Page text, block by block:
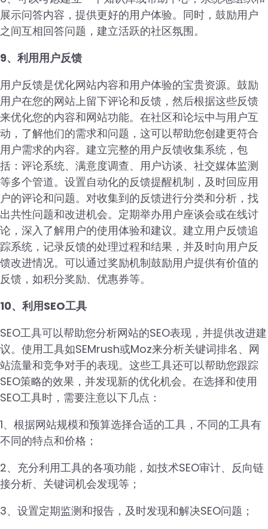
展示问答内容，提供更好的用户体验。同时，鼓励用户
之间互相回答问题，建立活跃的社区氛围。
9、利用用户反馈
用户反馈是优化网站内容和用户体验的宝贵资源。鼓励
用户在您的网站上留下评论和反馈，然后根据这些反馈
来优化您的内容和网站功能。在社区和论坛中与用户互
动，了解他们的需求和问题，这可以帮助您创建更符合
用户需求的内容。建立完整的用户反馈收集系统，包
括：评论系统、满意度调查、用户访谈、社交媒体监测
等多个管道。设置自动化的反馈提醒机制，及时回应用
户的评论和问题。对收集到的反馈进行分类和分析，找
出共性问题和改进机会。定期举办用户座谈会或在线讨
论，深入了解用户的使用体验和建议。建立用户反馈追
踪系统，记录反馈的处理过程和结果，并及时向用户反
馈改进情况。可以通过奖励机制鼓励用户提供有价值的
反馈，如积分奖励、优惠券等。
10、利用SEO工具
SEO工具可以帮助您分析网站的SEO表现，并提供改进建
议。使用工具如SEMrush或Moz来分析关键词排名、网
站流量和竞争对手的表现。这些工具还可以帮助您跟踪
SEO策略的效果，并发现新的优化机会。在选择和使用
SEO工具时，需要注意以下几点：
1、根据网站规模和预算选择合适的工具，不同的工具有
不同的特点和价格；
2、充分利用工具的各项功能，如技术SEO审计、反向链
接分析、关键词机会发现等；
3、设置定期监测和报告，及时发现和解决SEO问题；